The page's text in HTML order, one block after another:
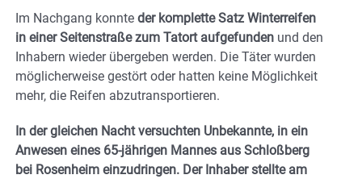
Im Nachgang konnte der komplette Satz Winterreifen
in einer Seitenstraße zum Tatort aufgefunden und den
Inhabern wieder übergeben werden. Die Täter wurden
möglicherweise gestört oder hatten keine Möglichkeit
mehr, die Reifen abzutransportieren.
In der gleichen Nacht versuchten Unbekannte, in ein
Anwesen eines 65-jährigen Mannes aus Schloßberg
bei Rosenheim einzudringen. Der Inhaber stellte am